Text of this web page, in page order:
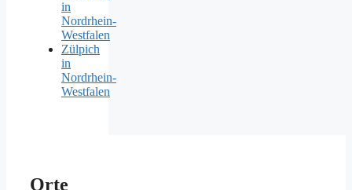
in
Nordrhein-
Westfalen
Zülpich
in
Nordrhein-
Westfalen
Orte